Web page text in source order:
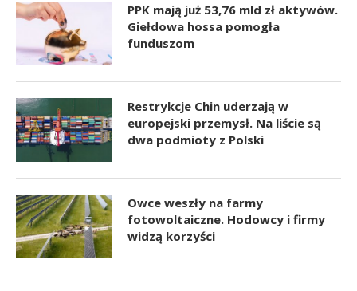
PPK mają już 53,76 mld zł aktywów.
Giełdowa hossa pomogła
funduszom
Restrykcje Chin uderzają w
europejski przemysł. Na liście są
dwa podmioty z Polski
Owce weszły na farmy
fotowoltaiczne. Hodowcy i firmy
widzą korzyści